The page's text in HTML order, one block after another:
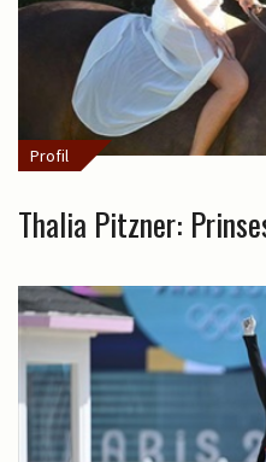
Profil
Thalia Pitzner: